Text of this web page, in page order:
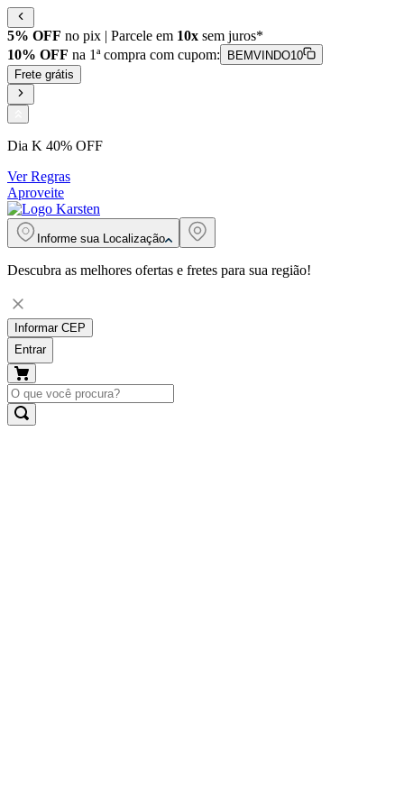
5% OFF no pix | Parcele em 10x sem juros*
10% OFF na 1ª compra com cupom:
BEMVINDO10
Frete grátis
Dia K 40% OFF
Ver Regras
Aproveite
Informe sua Localização
Descubra as melhores ofertas e fretes para sua região!
Informar CEP
Entrar